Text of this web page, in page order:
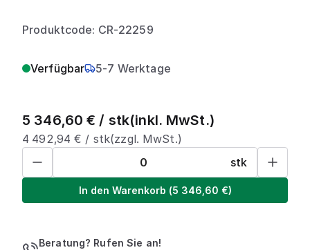
Produktcode: CR-22259
Verfügbar 5-7 Werktage
5 346,60 € / stk(inkl. MwSt.)
4 492,94 € / stk(zzgl. MwSt.)
stk
In den Warenkorb (5 346,60 €)
Beratung? Rufen Sie an!